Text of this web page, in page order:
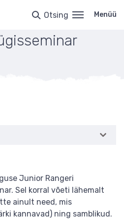
Otsing Menüü
Junior Rangeri
Sel korral võeti lähemalt
ainult need, mis
kannavad) ning samblikud.